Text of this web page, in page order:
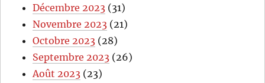
Décembre 2023 (31)
Novembre 2023 (21)
Octobre 2023 (28)
Septembre 2023 (26)
Août 2023 (23)